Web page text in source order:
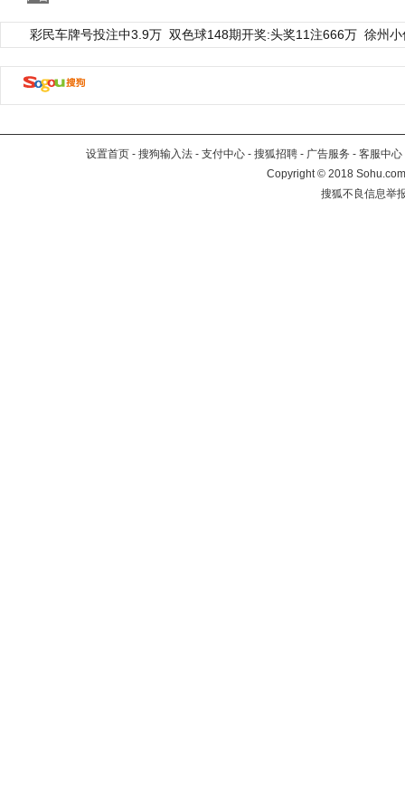
彩民车牌号投注中3.9万 双色球148期开奖:头奖11注666万 徐州
设置首页 - 搜狗输入法 - 支付中心 - 搜狐招聘 - 广告服务 - 客服中心
Copyright©2018
搜狐不良信息举